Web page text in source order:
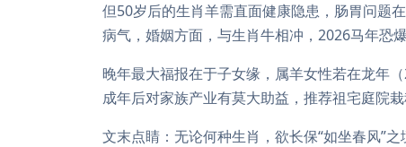
但50岁后的生肖羊需直面健康隐患，肠胃问题
病气，婚姻方面，与生肖牛相冲，2026马年恐
晚年最大福报在于子女缘，属羊女性若在龙年
成年后对家族产业有莫大助益，推荐祖宅庭院栽
文末点睛：无论何种生肖，欲长保“如坐春风”